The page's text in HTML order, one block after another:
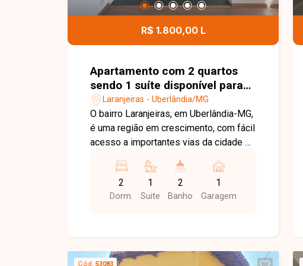
e agende sua visita para conhecer essa
R$ 1.800,00 L
Apartamento com 2 quartos
sendo 1 suíte disponível para
locação no bairro Laranjeiras
em Uberlândia-MG
Laranjeiras - Uberlândia/MG
O bairro Laranjeiras, em Uberlândia-MG,
é uma região em crescimento, com fácil
acesso a importantes vias da cidade e
com comércios e serviços.
Apartamento novo, primeira locação,
composto por sala em 2 ambientes,
com armário, 1 banheiro social ambos
2
Dorm.
1
Suite
2
Banho
1
Garagem
Cód. 53083